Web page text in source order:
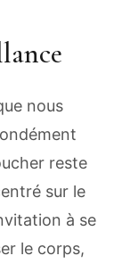
nous
reste
sur le
à se
le corps,